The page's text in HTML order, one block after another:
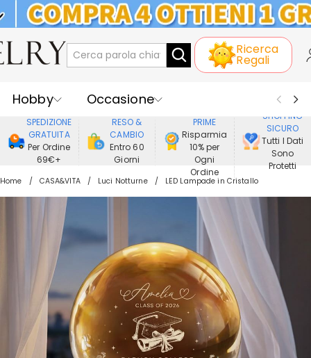
KLARNA: PAGAMENTO A RATE SENZA
INTERESSI
Ricerca
Regali
Hobby
Occasione
Ricevente
Best Seller
Nuovi
Gioielli
Casa&Vita
Abbigliamento
SPEDIZIONE
GRATUITA
Per Ordine
69€+
RESO &
CAMBIO
Entro 60
Giorni
PRIME
Risparmia
10% per
Ogni
Ordine
SHOPPING
SICURO
Tutti I Dati
Sono
Protetti
Home CASA&VITA Luci Notturne LED Lampade in Cristallo